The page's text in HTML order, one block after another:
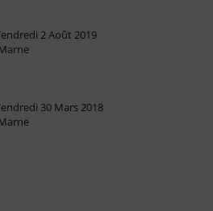
2 Août 2019
30 Mars 2018